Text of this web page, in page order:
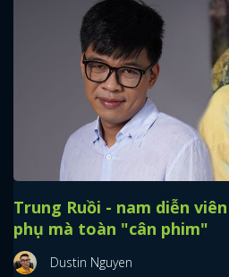
Trung Ruồi - nam diễn
phụ mà toàn "cân phim"
Dustin Nguyen